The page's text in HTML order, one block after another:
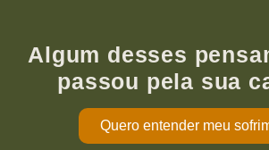
Algum desses
passou pela sua
Quero entender meu